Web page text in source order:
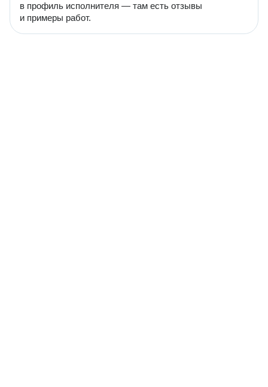
в профиль исполнителя — там есть отзывы
и примеры работ.